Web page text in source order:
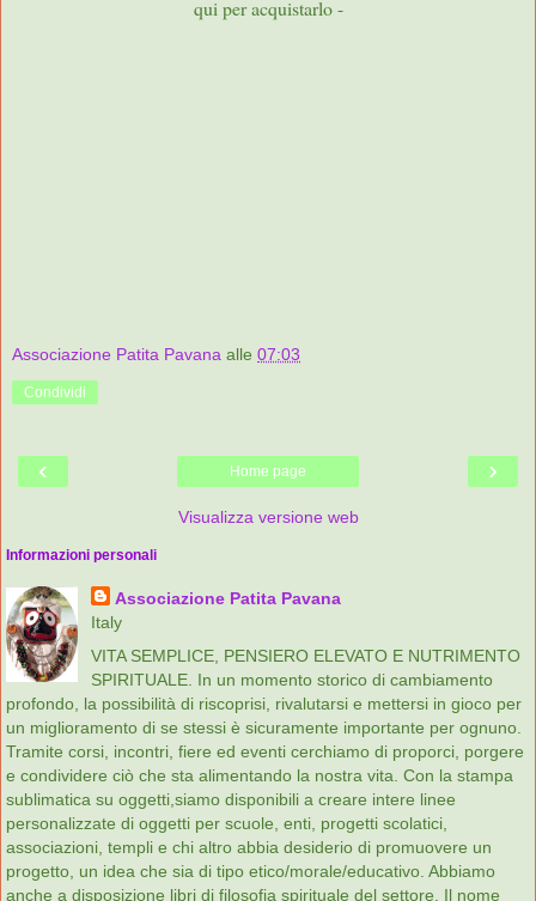
qui per acquistarlo -
Associazione Patita Pavana alle 07:03
Condividi
‹ ›
Home page
Visualizza versione web
Informazioni personali
Associazione Patita Pavana
Italy
VITA SEMPLICE, PENSIERO ELEVATO E NUTRIMENTO
SPIRITUALE. In un momento storico di cambiamento
profondo, la possibilità di riscoprisi, rivalutarsi e mettersi in gioco per
un miglioramento di se stessi è sicuramente importante per ognuno.
Tramite corsi, incontri, fiere ed eventi cerchiamo di proporci, porgere
e condividere ciò che sta alimentando la nostra vita. Con la stampa
sublimatica su oggetti,siamo disponibili a creare intere linee
personalizzate di oggetti per scuole, enti, progetti scolatici,
associazioni, templi e chi altro abbia desiderio di promuovere un
progetto, un idea che sia di tipo etico/morale/educativo. Abbiamo
anche a disposizione libri di filosofia spirituale del settore. Il nome